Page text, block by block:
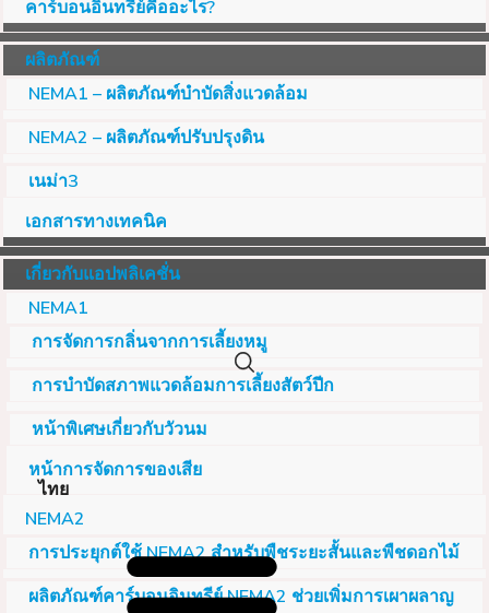
ไทย
คาร์บอนอินทรีย์คืออะไร?
ผลิตภัณฑ์
NEMA1 – ผลิตภัณฑ์บำบัดสิ่งแวดล้อม
NEMA2 – ผลิตภัณฑ์ปรับปรุงดิน
เนม่า3
เอกสารทางเทคนิค
เกี่ยวกับแอปพลิเคชั่น
NEMA1
การจัดการกลิ่นจากการเลี้ยงหมู
การบำบัดสภาพแวดล้อมการเลี้ยงสัตว์ปีก
หน้าพิเศษเกี่ยวกับวัวนม
หน้าการจัดการของเสีย
NEMA2
การประยุกต์ใช้ NEMA2 สำหรับพืชระยะสั้นและพืชดอกไม้
ผลิตภัณฑ์คาร์บอนอินทรีย์ NEMA2 ช่วยเพิ่มการเผาผลาญ